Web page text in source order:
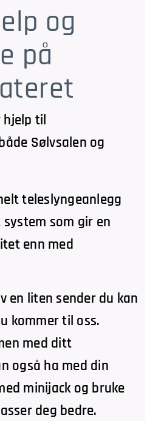
og
på
hjelp til
Sølvsalen og
teleslyngeanlegg
som gir en
enn med
en liten sender du kan
kommer til oss.
med ditt
også ha med din
minijack og bruke
deg bedre.